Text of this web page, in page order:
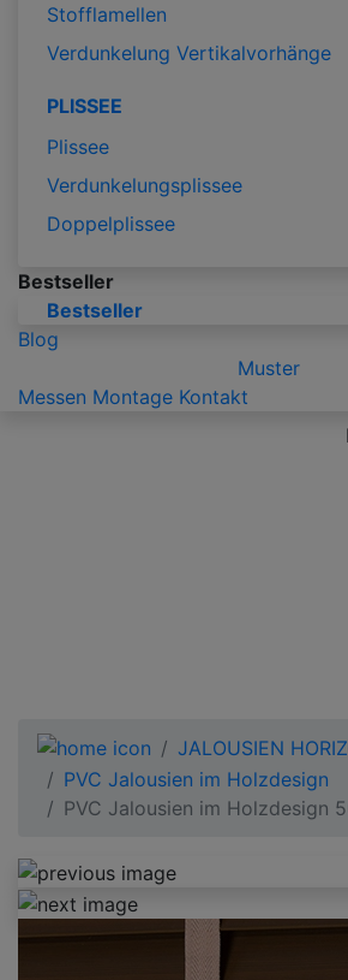
Stofflamellen
Verdunkelung Vertikalvorhänge
PLISSEE
Plissee
Verdunkelungsplissee
Doppelplissee
Bestseller
Bestseller
Blog
Muster
Messen Montage Kontakt
JALOUSIEN
PVC Jalousien im Holzdesign
PVC Jalousien im Holzdesign